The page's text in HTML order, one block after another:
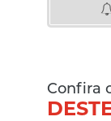
Confira